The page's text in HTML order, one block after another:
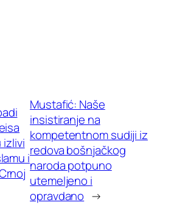
izlivi
i
Mustafić: Naše
insistiranje na
kompetentnom sudiji iz
redova bošnjačkog
naroda potpuno
utemeljeno i
opravdano →